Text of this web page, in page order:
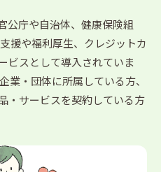
公庁や自治体、健康保険組
援や福利厚生、クレジットカ
ビスとして導入されていま
業・団体に所属している方、
・サービスを契約している方